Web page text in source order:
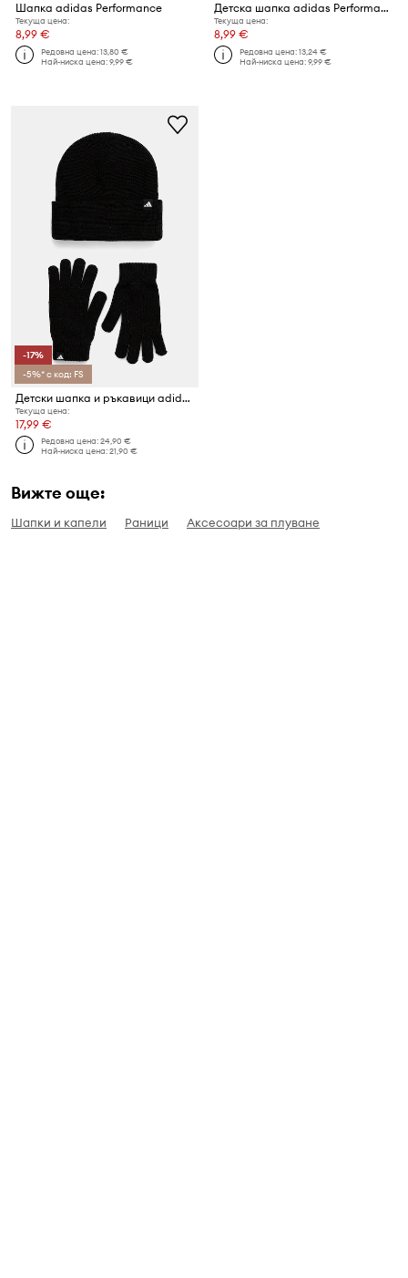
Шапка adidas Performance
Текуща цена:
8,99 €
Редовна цена:13,80 €
Най-ниска цена:9,99 €
Детска шапка adidas Performance
Текуща цена:
8,99 €
Редовна цена:13,24 €
Най-ниска цена:9,99 €
-17%
-5%* с код: FS
Детски шапка и ръкавици adidas Performance (2 броя)
Текуща цена:
17,99 €
Редовна цена:24,90 €
Най-ниска цена:21,90 €
Вижте още:
Шапки и капели Раници Аксесоари за плуване